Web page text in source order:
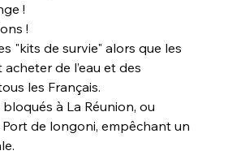
!
!
"kits de survie" alors que les
de l’eau et des
les Français.
à La Réunion, ou
de longoni, empêchant un